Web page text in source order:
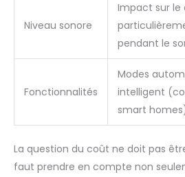
Niveau sonore
Impact sur le
pendant le
Fonctionnalités
Modes
intelligent
smart
La question du coût ne doit pas
faut prendre en compte non